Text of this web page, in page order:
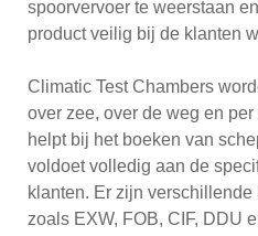
spoorvervoer te weerstaan
product veilig bij de klanten
Climatic Test Chambers
over zee, over de weg en
helpt bij het boeken van
voldoet volledig aan de
klanten. Er zijn
zoals EXW, FOB, CIF, DDU